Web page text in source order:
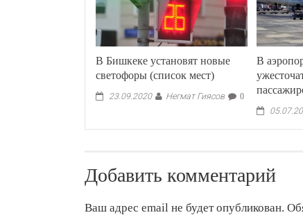
В Бишкеке установят новые
светофоры (список мест)
23.09.2020 Негмат Гиясов 0
В
Добавить комментарий
Ваш адрес email не будет опубликован.